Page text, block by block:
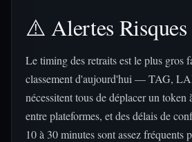
⚠️ Alertes Risques
Le timing des retraits est le plus gros
classement d'aujourd'hui — TAG,
nécessitent tous de déplacer un
entre plateformes, et des délais de
10 à 30 minutes sont assez fréquents